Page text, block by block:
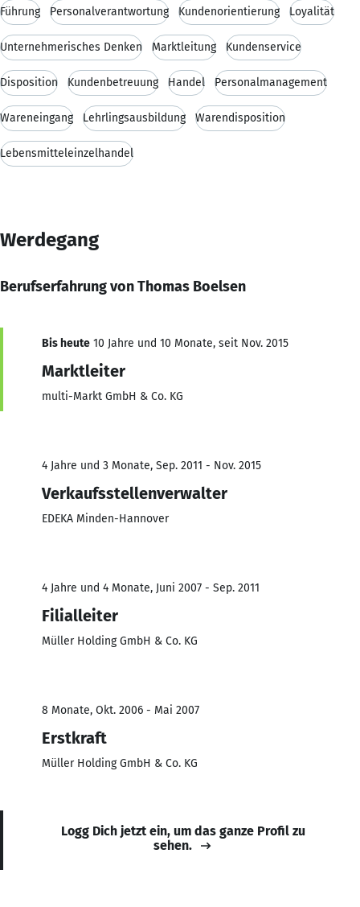
Führung Personalverantwortung Kundenorientierung Loyalität
Unternehmerisches Denken Marktleitung Kundenservice
Disposition Kundenbetreuung Handel Personalmanagement
Wareneingang Lehrlingsausbildung Warendisposition
Lebensmitteleinzelhandel
Werdegang
Berufserfahrung von Thomas Boelsen
Bis heute 10 Jahre und 10 Monate, seit Nov. 2015
Marktleiter
multi-Markt GmbH & Co. KG
4 Jahre und 3 Monate, Sep. 2011 - Nov. 2015
Verkaufsstellenverwalter
EDEKA Minden-Hannover
4 Jahre und 4 Monate, Juni 2007 - Sep. 2011
Filialleiter
Müller Holding GmbH & Co. KG
8 Monate, Okt. 2006 - Mai 2007
Erstkraft
Müller Holding GmbH & Co. KG
Logg Dich jetzt ein, um das ganze Profil zu
sehen.